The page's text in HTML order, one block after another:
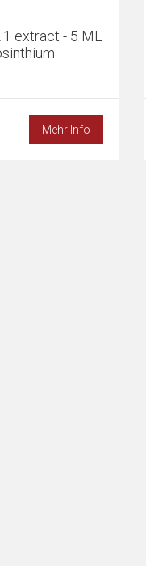
extract - 5 ML
Mehr Info